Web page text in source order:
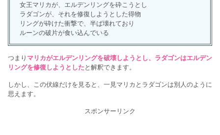
女王マリカが、エルデンリングを砕こうとし
ラダゴンが、それを修復しようとした得物
リングが砕けた衝撃で、半ば壊れており
ルーンの破片が食い込んでいる
つまり マリカがエルデンリングを破壊しようとし、ラダゴンはエルデン
リングを修復しようとした と解釈できます。
しかし、この伏線だけを見ると、一見マリカとラダゴンは別人のように
思えます。
スポンサーリンク